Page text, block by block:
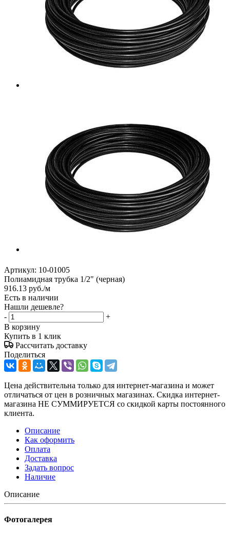
Артикул: 10-01005
Полиамидная трубка 1/2" (черная)
916.13 руб./м
Есть в наличии
Нашли дешевле?
-
+
В корзину
Купить в 1 клик
Рассчитать доставку
Поделиться
Цена действительна только для интернет-магазина и может
отличаться от цен в розничных магазинах. Скидка интернет-
магазина НЕ СУММИРУЕТСЯ со скидкой карты постоянного
клиента.
Описание
Как оформить
Оплата
Доставка
Задать вопрос
Наличие
Описание
Фотогалерея